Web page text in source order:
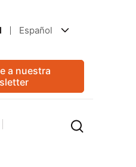
Español
a nuestra